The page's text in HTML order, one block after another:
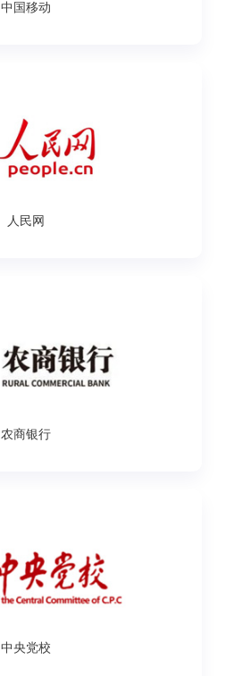
中国移动
人民网
农商银行
中央党校